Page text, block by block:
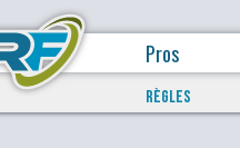
Pros
RÈGLES